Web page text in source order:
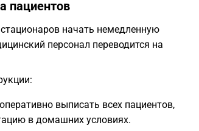
пациентов
начать немедленную
персонал переводится на
выписать всех пациентов,
в домашних условиях.